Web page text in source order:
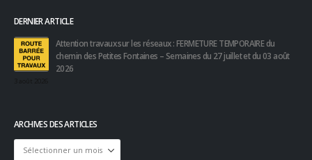
DERNIER ARTICLE
Attention travaux sur les réseaux : FERMETURE TEMPORAIRE du
chemin des Petites Fontaines – Semaines du 27 juillet et du 03 août
2026
ARCHIVES DES ARTICLES
Archives